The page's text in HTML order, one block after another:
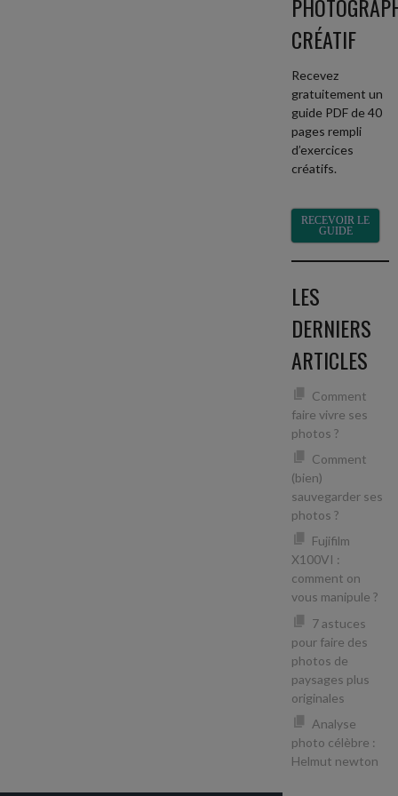
CRÉATIF
Recevez
gratuitement un
guide PDF de 40
pages rempli
d’exercices
créatifs.
RECEVOIR LE
GUIDE
LES
DERNIERS
ARTICLES
Comment
faire vivre ses
photos ?
Comment
(bien)
sauvegarder ses
photos ?
Fujifilm
X100VI :
comment on
vous manipule ?
7 astuces
pour faire des
photos de
paysages plus
originales
Analyse
photo célèbre :
Helmut newton